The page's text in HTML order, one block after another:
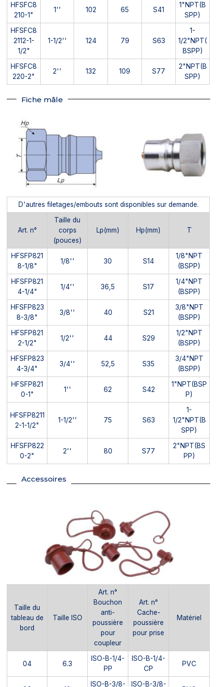
HFSFC8
210-1"
1'' 102 65 S41
1"NPT(B
SPP)
HFSFC8
2112-1-
1/2"
1-1/2'' 124 79 S63
1-
1/2"NPT(
BSPP)
HFSFC8
220-2"
2'' 132 109 S77
2"NPT(B
SPP)
Fiche mâle
D'autres filetages/embouts sont disponibles sur demande.
Art. n°
Taille du
corps
(pouces)
Lp(mm) Hp(mm) T
HFSFP821
8-1/8"
1/8'' 30 S14
1/8"NPT
(BSPP)
HFSFP821
4-1/4"
1/4'' 36,5 S17
1/4"NPT
(BSPP)
HFSFP823
8-3/8"
3/8'' 40 S21
3/8"NPT
(BSPP)
HFSFP821
2-1/2"
1/2'' 44 S29
1/2"NPT
(BSPP)
HFSFP823
4-3/4"
3/4'' 52,5 S35
3/4"NPT
(BSPP)
HFSFP821
0-1"
1'' 62 S42
1"NPT(BSP
P)
HFSFP8211
2-1-1/2"
1-1/2'' 75 S63
1-
1/2"NPT(B
SPP)
HFSFP822
0-2"
2'' 80 S77
2"NPT(BS
PP)
Accessoires
Taille du
tableau de
bord
Taille ISO
Art. n°
Bouchon
anti-
poussière
pour
coupleur
Art. n°
Cache-
poussière
pour prise
Matériel
04 6.3
ISO-B-1/4-
PP
ISO-B-1/4-
CP
PVC
ISO-B-3/8- ISO-B-3/8-